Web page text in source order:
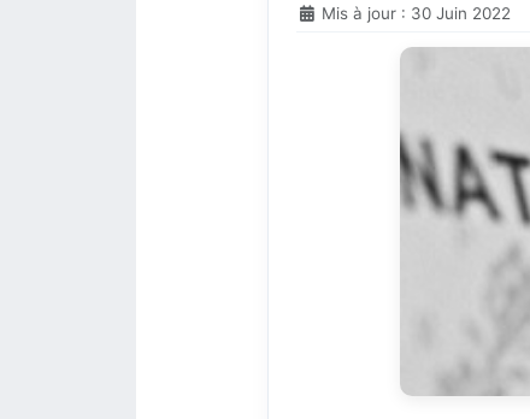
Mis à jour : 30 Juin 2022